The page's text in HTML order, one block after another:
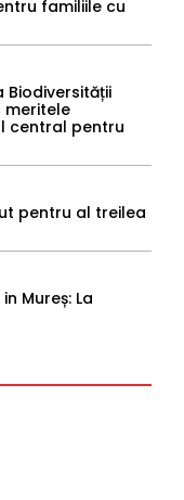
familiile cu
Biodiversității
meritele
central pentru
pentru al treilea
Mureș: La